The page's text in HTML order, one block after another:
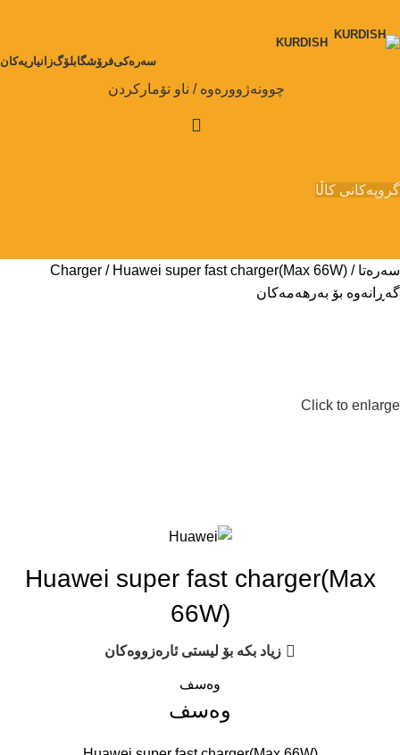
KURDISH
سەرەکیفرۆشگابلۆگزانیاریەکان
چوونەژوورەوە / ناو تۆمارکردن
گروپەکانی کاڵا
سەرەتا Charger
Huawei super fast charger(Max 66W)
گەڕانەوە بۆ بەرهەمەکان
Click to enlarge
Huawei super fast charger(Max
66W)
زیاد بکە بۆ لیستی ئارەزووەکان
وەسف
وەسف